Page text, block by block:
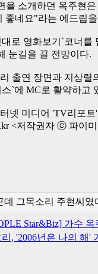
을 소개하던 옥주현
좋네요"라는 에드립
로 영화보기`코너
눈길을 끌 전망이다.
출연 장면과 지상렬
`에 MC로 활약하고
넷 미디어 'TV리포트'
<저작권자 ⓒ 파이
데 그목소리 주현씨였
Star&Biz] 가수
, '2006년은 나의 해'